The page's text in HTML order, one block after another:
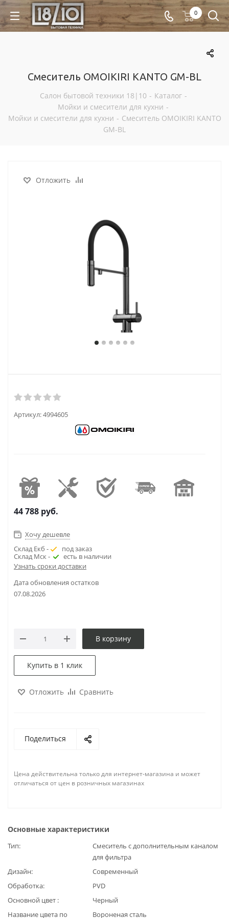
0
Cмеситель OMOIKIRI KANTO GM-BL
Салон бытовой техники 18|10 - Каталог -
Мойки и смесители для кухни -
Мойки и смесители для кухни - Cмеситель OMOIKIRI KANTO
GM-BL
Отложить
Артикул:4994605
44 788 руб.
Хочу дешевле
Склад Екб -
под заказ
Склад Мск -
есть в наличии
Узнать сроки доставки
Дата обновления остатков
07.08.2026
В корзину
Купить в 1 клик
Отложить Сравнить
Поделиться
Цена действительна только для интернет-магазина и может
отличаться от цен в розничных магазинах
Основные характеристики
Тип
Смеситель с дополнительным каналом
для фильтра
Дизайн
Современный
Обработка
PVD
Основной цвет
Черный
Название цвета по
Вороненая сталь